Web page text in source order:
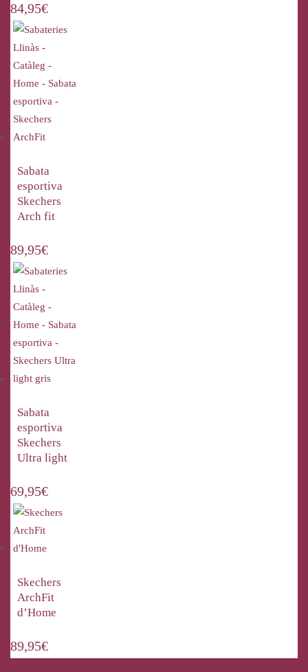
84,95€
Sabata
esportiva
Skechers
Arch fit
89,95€
Sabata
esportiva
Skechers
Ultra light
69,95€
Skechers
ArchFit
d’Home
89,95€